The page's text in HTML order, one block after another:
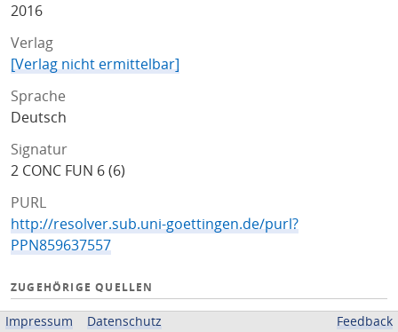
2016
Verlag
[Verlag nicht ermittelbar]
Sprache
Deutsch
Signatur
2 CONC FUN 6 (6)
PURL
http://resolver.sub.uni-goettingen.de/purl?
PPN859637557
ZUGEHÖRIGE QUELLEN
OPAC
Impressum Datenschutz Feedback